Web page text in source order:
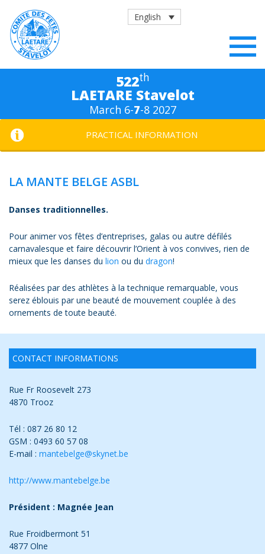
English
522th
LAETARE Stavelot
March 6-7-8 2027
PRACTICAL INFORMATION
LA MANTE BELGE ASBL
Danses traditionnelles.
Pour animer vos fêtes d’entreprises, galas ou autre défilés
carnavalesque et faire découvrir l’Orient à vos convives, rien de
mieux que les danses du lion ou du dragon!
Réalisées par des athlètes à la technique remarquable, vous
serez éblouis par une beauté de mouvement couplée à des
ornements de toute beauté.
CONTACT INFORMATIONS
Rue Fr Roosevelt 273
4870 Trooz
Tél : 087 26 80 12
GSM : 0493 60 57 08
E-mail : mantebelge@skynet.be
http://www.mantebelge.be
Président : Magnée Jean
Rue Froidbermont 51
4877 Olne